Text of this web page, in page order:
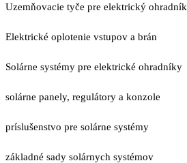
Uzemňovacie tyče pre elektrický ohradník
Elektrické oplotenie vstupov a brán
Solárne systémy pre elektrické ohradníky
solárne panely, regulátory a konzole
príslušenstvo pre solárne systémy
základné sady solárnych systémov